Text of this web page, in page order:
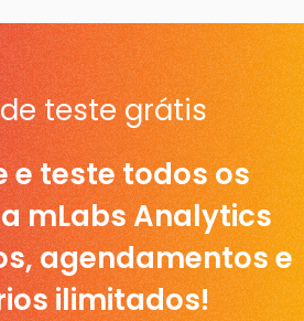
teste grátis
e teste todos os
mLabs Analytics
agendamentos e
ilimitados!